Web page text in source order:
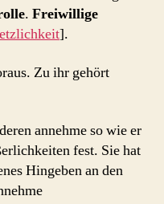
. Freiwillige
].
Zu ihr gehört
annehme so wie er
fest. Sie hat
Hingeben an den